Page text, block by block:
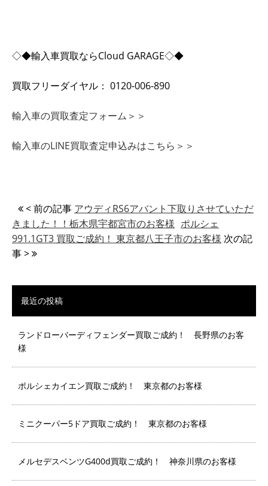
◇◆輸入車買取ならCloud GARAGE◇◆
買取フリーダイヤル： 0120-006-890
輸入車の買取査定フォーム＞＞
輸入車のLINE買取査定申込みはこちら＞＞
< 前の記事 アウディRS6アバント下取りさせていただ
きました！！栃木県宇都宮市のお客様 ポルシェ
991.1GT3 買取ご成約！ 東京都八王子市のお客様 次の記
事 >
最近の投稿
ランドローバーディフェンダー買取ご成約！ 長野県のお客
様
ポルシェカイエン買取ご成約！ 東京都のお客様
ミニクーパー5ドア買取ご成約！ 東京都のお客様
メルセデスベンツG400d買取ご成約！ 神奈川県のお客様